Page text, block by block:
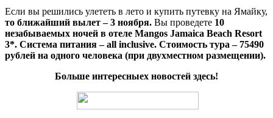
Если вы решились улететь в лето и купить путевку на Ямайку,
то ближайший вылет – 3 ноября. Вы проведете 10
незабываемых ночей в отеле Mangos Jamaica Beach Resort
3*. Система питания – all inclusive. Стоимость тура – 75490
рублей на одного человека (при двухместном размещении).
Больше интересныех новостей здесь!